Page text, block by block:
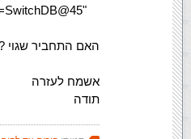
"Password=SwitchDB@45;"
האם התחביר שגוי
אשמח לעזרה
תודה